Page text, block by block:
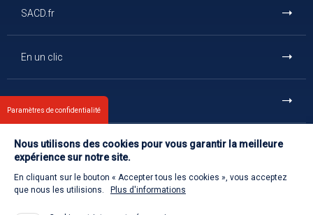
SACD.fr
En un clic
Contact
Retour à l'accueil
Paramètres de confidentialité
Nous utilisons des cookies pour vous garantir la meilleure
expérience sur notre site.
En cliquant sur le bouton « Accepter tous les cookies », vous acceptez
que nous les utilisions.
Plus d'informations